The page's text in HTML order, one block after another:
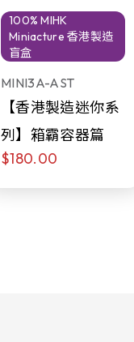
100% MIHK
Miniacture 香港製造
盲盒
MINI3A-AST
【香港製造迷你系
列】箱霸容器篇
$180.00